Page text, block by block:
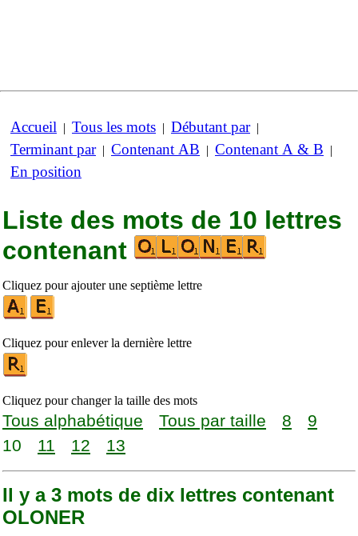
Accueil | Tous les mots | Débutant par|
Terminant par| Contenant AB | Contenant A & B |
En position
Liste des mots de 10 lettres
contenant
Cliquez pour ajouter une septième lettre
Cliquez pour enlever la dernière lettre
Cliquez pour changer la taille des mots
Tous alphabétique Tous par taille 8
9
10
11 12 13
Il y a 3 mots de dix lettres contenant
OLONER